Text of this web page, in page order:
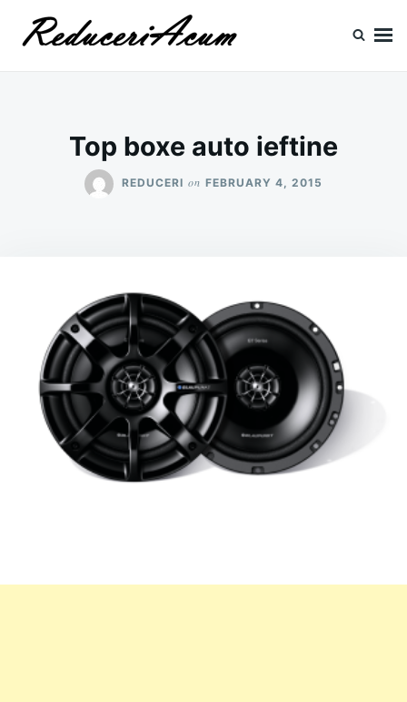
Search
for:
Top boxe auto ieftine
REDUCERI on FEBRUARY 4, 2015